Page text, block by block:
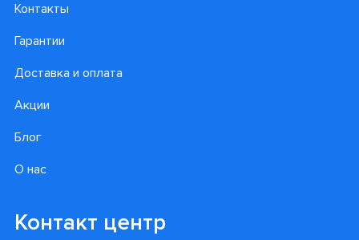
Контакты
Гарантии
Доставка и оплата
Акции
Блог
О нас
Контакт центр